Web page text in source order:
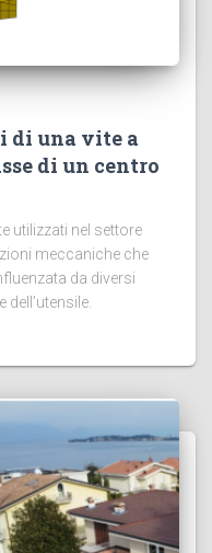
di una vite a
di un centro
utilizzati nel settore
meccaniche che
da diversi